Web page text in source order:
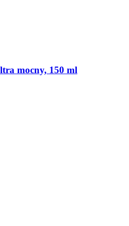
mocny, 150 ml